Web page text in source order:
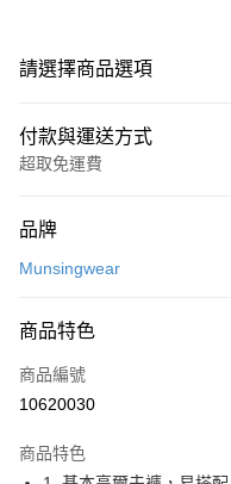
請選擇商品選項
付款與運送方式
超取免運費
信用卡一次付款
LINE Pay
Apple Pay
悠遊付
品牌
Munsingwear
商品特色
商品編號
10620030
商品特色